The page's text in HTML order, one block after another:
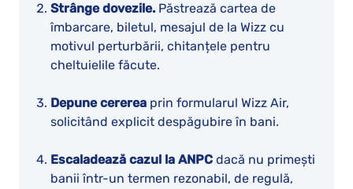
Strânge dovezile. Păstrează cartea de
îmbarcare, biletul, mesajul de la Wizz cu
motivul perturbării, chitanțele pentru
cheltuielile făcute.
Depune cererea prin formularul Wizz Air,
solicitând explicit despăgubire în bani.
Escaladează cazul la ANPC dacă nu primești
banii într-un termen rezonabil, de regulă,